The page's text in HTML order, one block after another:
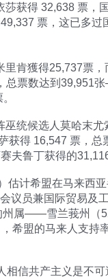
获得 32,638 票，
票，这已多过
里肯獲得25,737票，
总票数达到39,951
巫统候选人莫哈末尤
获得 16,547 票，总
夫鲁丁获得的
估计希盟在马来西
议员兼国际贸易及
州属——雪兰莪州（
希盟的马来人支持
相信共产主义是不